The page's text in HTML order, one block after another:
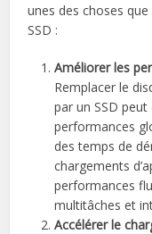
unes des choses
SSD :
Améliorer les
Remplacer le
par un SSD
performances
des temps de
chargements
performances
multitâches et
Accélérer le